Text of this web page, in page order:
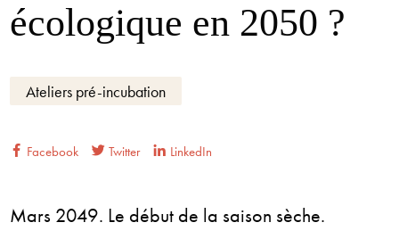
écologique en 2050 ?
Ateliers pré-incubation
Facebook Twitter LinkedIn
Mars 2049. Le début de la saison sèche.